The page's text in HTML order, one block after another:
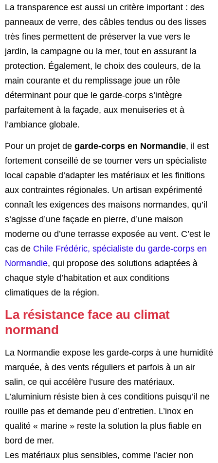
La transparence est aussi un critère important : des
panneaux de verre, des câbles tendus ou des lisses
très fines permettent de préserver la vue vers le
jardin, la campagne ou la mer, tout en assurant la
protection. Également, le choix des couleurs, de la
main courante et du remplissage joue un rôle
déterminant pour que le garde-corps s’intègre
parfaitement à la façade, aux menuiseries et à
l’ambiance globale.
Pour un projet de garde-corps en Normandie, il est
fortement conseillé de se tourner vers un spécialiste
local capable d’adapter les matériaux et les finitions
aux contraintes régionales. Un artisan expérimenté
connaît les exigences des maisons normandes, qu’il
s’agisse d’une façade en pierre, d’une maison
moderne ou d’une terrasse exposée au vent. C’est le
cas de Chile Frédéric, spécialiste du garde-corps en
Normandie, qui propose des solutions adaptées à
chaque style d’habitation et aux conditions
climatiques de la région.
La résistance face au climat
normand
La Normandie expose les garde-corps à une humidité
marquée, à des vents réguliers et parfois à un air
salin, ce qui accélère l’usure des matériaux.
L’aluminium résiste bien à ces conditions puisqu’il ne
rouille pas et demande peu d’entretien. L’inox en
qualité « marine » reste la solution la plus fiable en
bord de mer.
Les matériaux plus sensibles, comme l’acier non